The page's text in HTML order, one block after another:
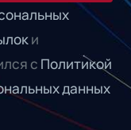
и
с Политикой
данных